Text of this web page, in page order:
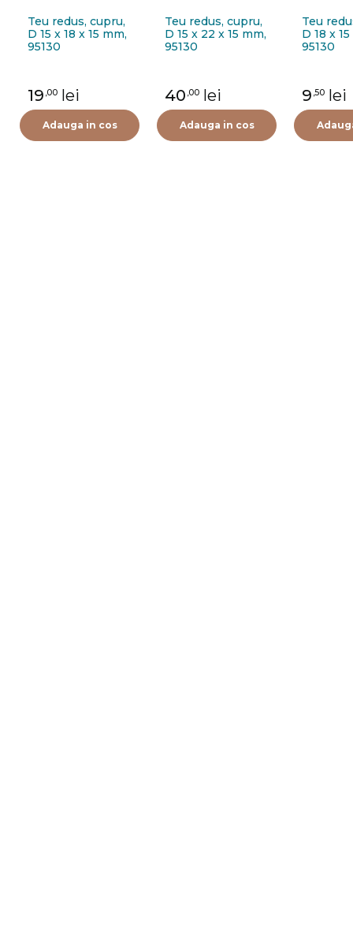
Teu redus, cupru,
D 15 x 18 x 15 mm,
95130
19 ,00 lei
Adauga in cos
Teu redus, cupru,
D 15 x 22 x 15 mm,
95130
40 ,00 lei
Adauga in cos
Teu
D 18 x
95130
9 ,50 lei